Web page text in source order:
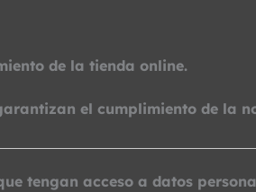
de la tienda online.
el cumplimiento de la
tengan acceso a datos